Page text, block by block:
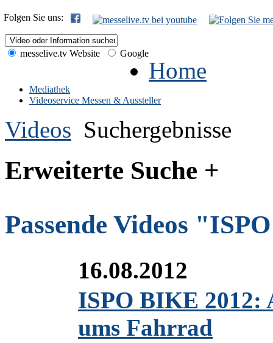
Folgen Sie uns:
messelive.tv Website Google
Home
Mediathek
Videoservice Messen & Aussteller
Videos Suchergebnisse
Erweiterte Suche +
Passende Videos
16.08.2012
ISPO BIKE
ums Fahrrad